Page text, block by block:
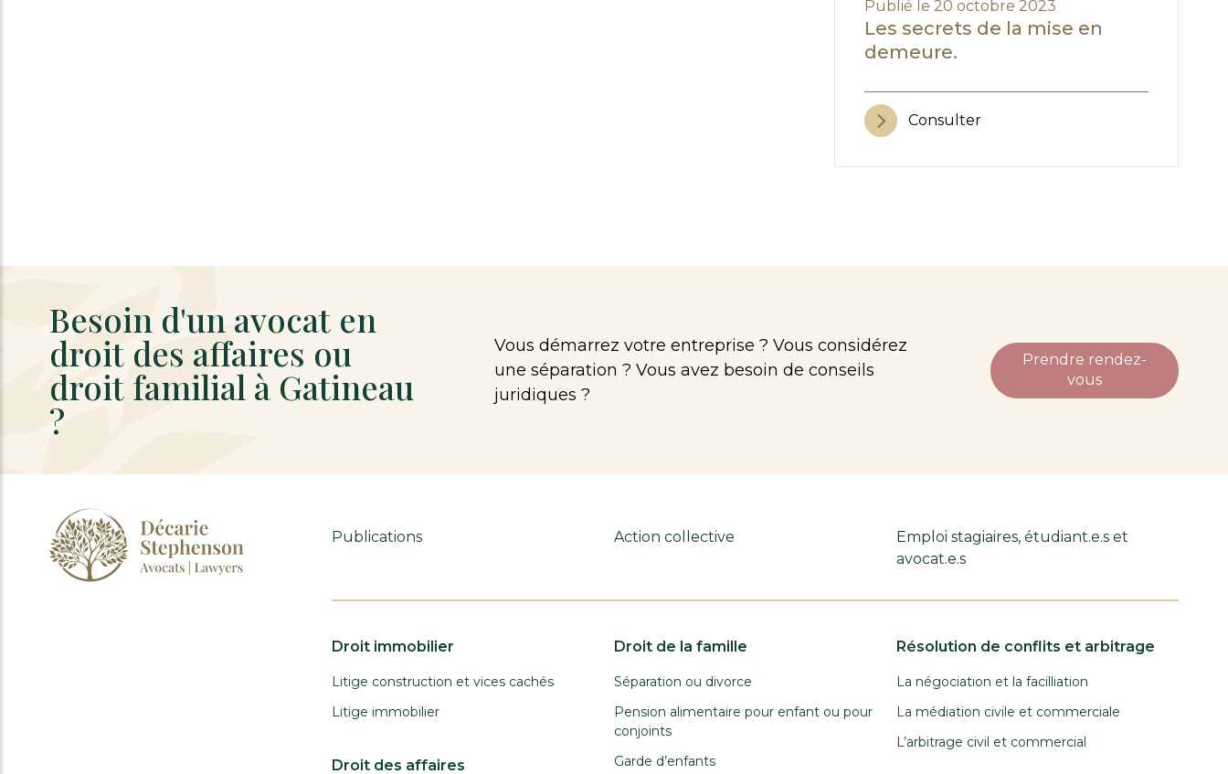
Publié le 20 octobre 2023
Les secrets de la mise en
demeure.
Consulter
Besoin d'un avocat en
droit des affaires ou
droit familial à Gatineau
?
Vous démarrez votre entreprise ? Vous considérez
une séparation ? Vous avez besoin de conseils
juridiques ?
Prendre rendez-
vous
Publications Action collective
Emploi stagiaires, étudiant.e.s et
avocat.e.s
Droit immobilier
Litige construction et vices cachés
Litige immobilier
Droit des affaires
Droit de la famille
Séparation ou divorce
Pension alimentaire pour enfant ou pour
conjoints
Garde d’enfants
Résolution de conflits et arbitrage
La négociation et la facilliation
La médiation civile et commerciale
L’arbitrage civil et commercial